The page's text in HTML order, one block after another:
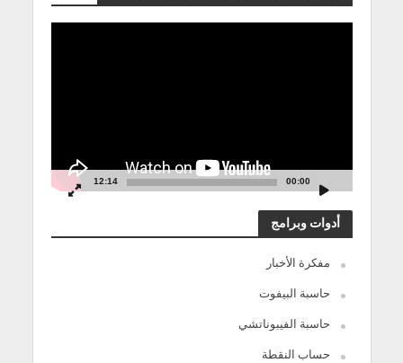
00:00
12:14
أدوات وبرامج
مفكرة الأخبار
حاسبة البيفوت
حاسبة الفيبوناتشي
حساب النقطة